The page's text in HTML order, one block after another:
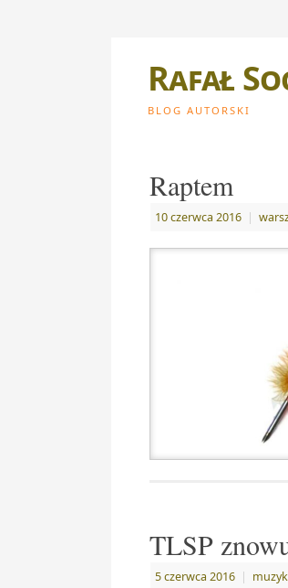
Rafał
BLOG AUTORSKI
Raptem
10 czerwca 2016 |
TLSP
5 czerwca 2016 |